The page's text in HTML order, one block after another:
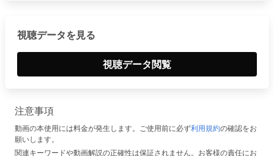
視聴データを見る
視聴データ閲覧
注意事項
動画の本使用には料金が発生します。ご使用前に必ず利用規約の確認をお
願いします。
関連キーワードや動画解説の正確性は保証されません。お客様の責任にお